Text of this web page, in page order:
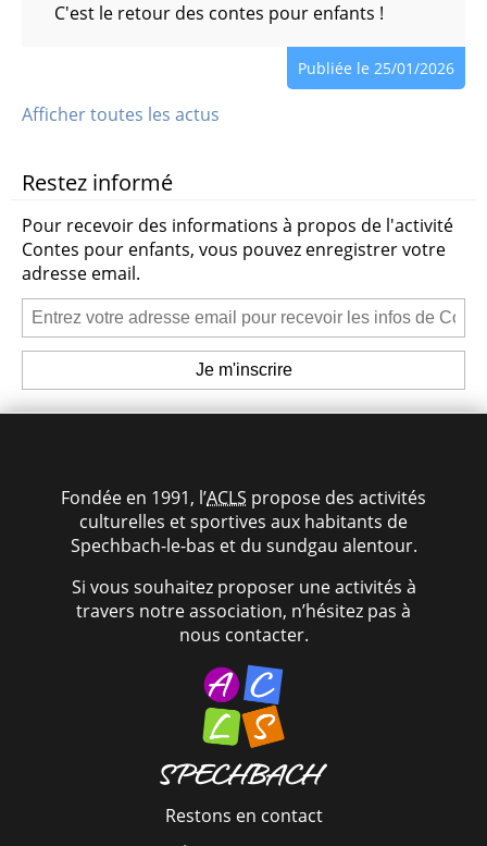
C'est le retour des contes pour enfants !
Publiée le 25/01/2026
Afficher toutes les actus
Restez informé
Pour recevoir des informations à propos de l'activité
Contes pour enfants, vous pouvez enregistrer votre
adresse email.
Fondée en 1991, l’ACLS propose des activités
culturelles et sportives aux habitants de
Spechbach-le-bas et du sundgau alentour.
Si vous souhaitez proposer une activités à
travers notre association, n’hésitez pas à
nous contacter.
Restons en contact